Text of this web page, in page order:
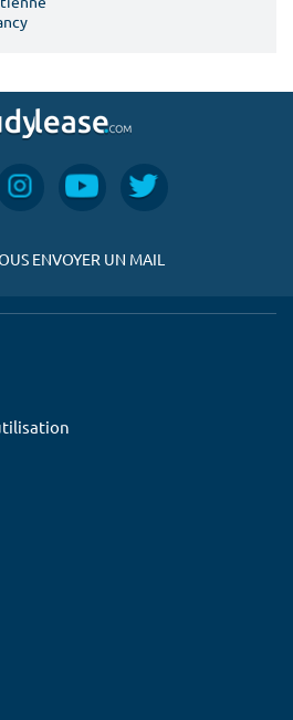
ENVOYER UN MAIL